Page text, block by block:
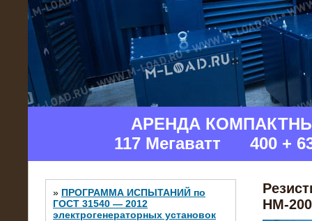
АРЕНДА
117 Мегаватт 400 +
» ПРОГРАММА ИСПЫТАНИЙ по
ГОСТ 31540 — 2012
электрогенераторных установок
НМ-